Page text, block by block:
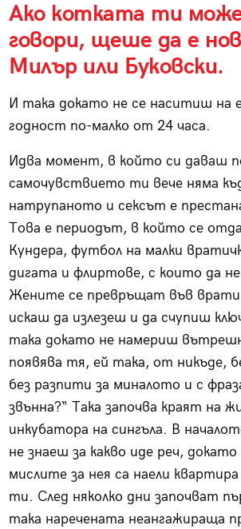
Ако котката ти
говори, щеше да е
Милър или Буковски.
И така докато не се наситиш на
годност по-малко от 24 часа.
Идва момент, в който си даваш
самочувствието ти вече няма
натрупаното и сексът е
Това е периодът, в който се
Кундера, футбол на малки
дигата и флиртове, с които да
Жените се превръщат във
искаш да излезеш и да счупиш
така докато не намериш
появява тя, ей така, от никъде,
без разпити за миналото и с
звънна?“ Така започва краят на
инкубатора на сингъла. В
не знаеш за какво иде реч,
мислите за нея са наели
ти. След няколко дни започват
така наречената неангажираща